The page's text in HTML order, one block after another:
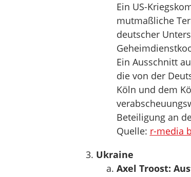
Ein US-
mutmaßliche
deutscher
Ein Ausschnitt
die von der
Köln und dem
Beteiligung an
Quelle: r-media
Ukraine
Axel Troost: